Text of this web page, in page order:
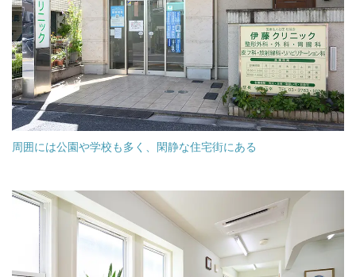
周囲には公園や学校も多く、閑静な住宅街にある